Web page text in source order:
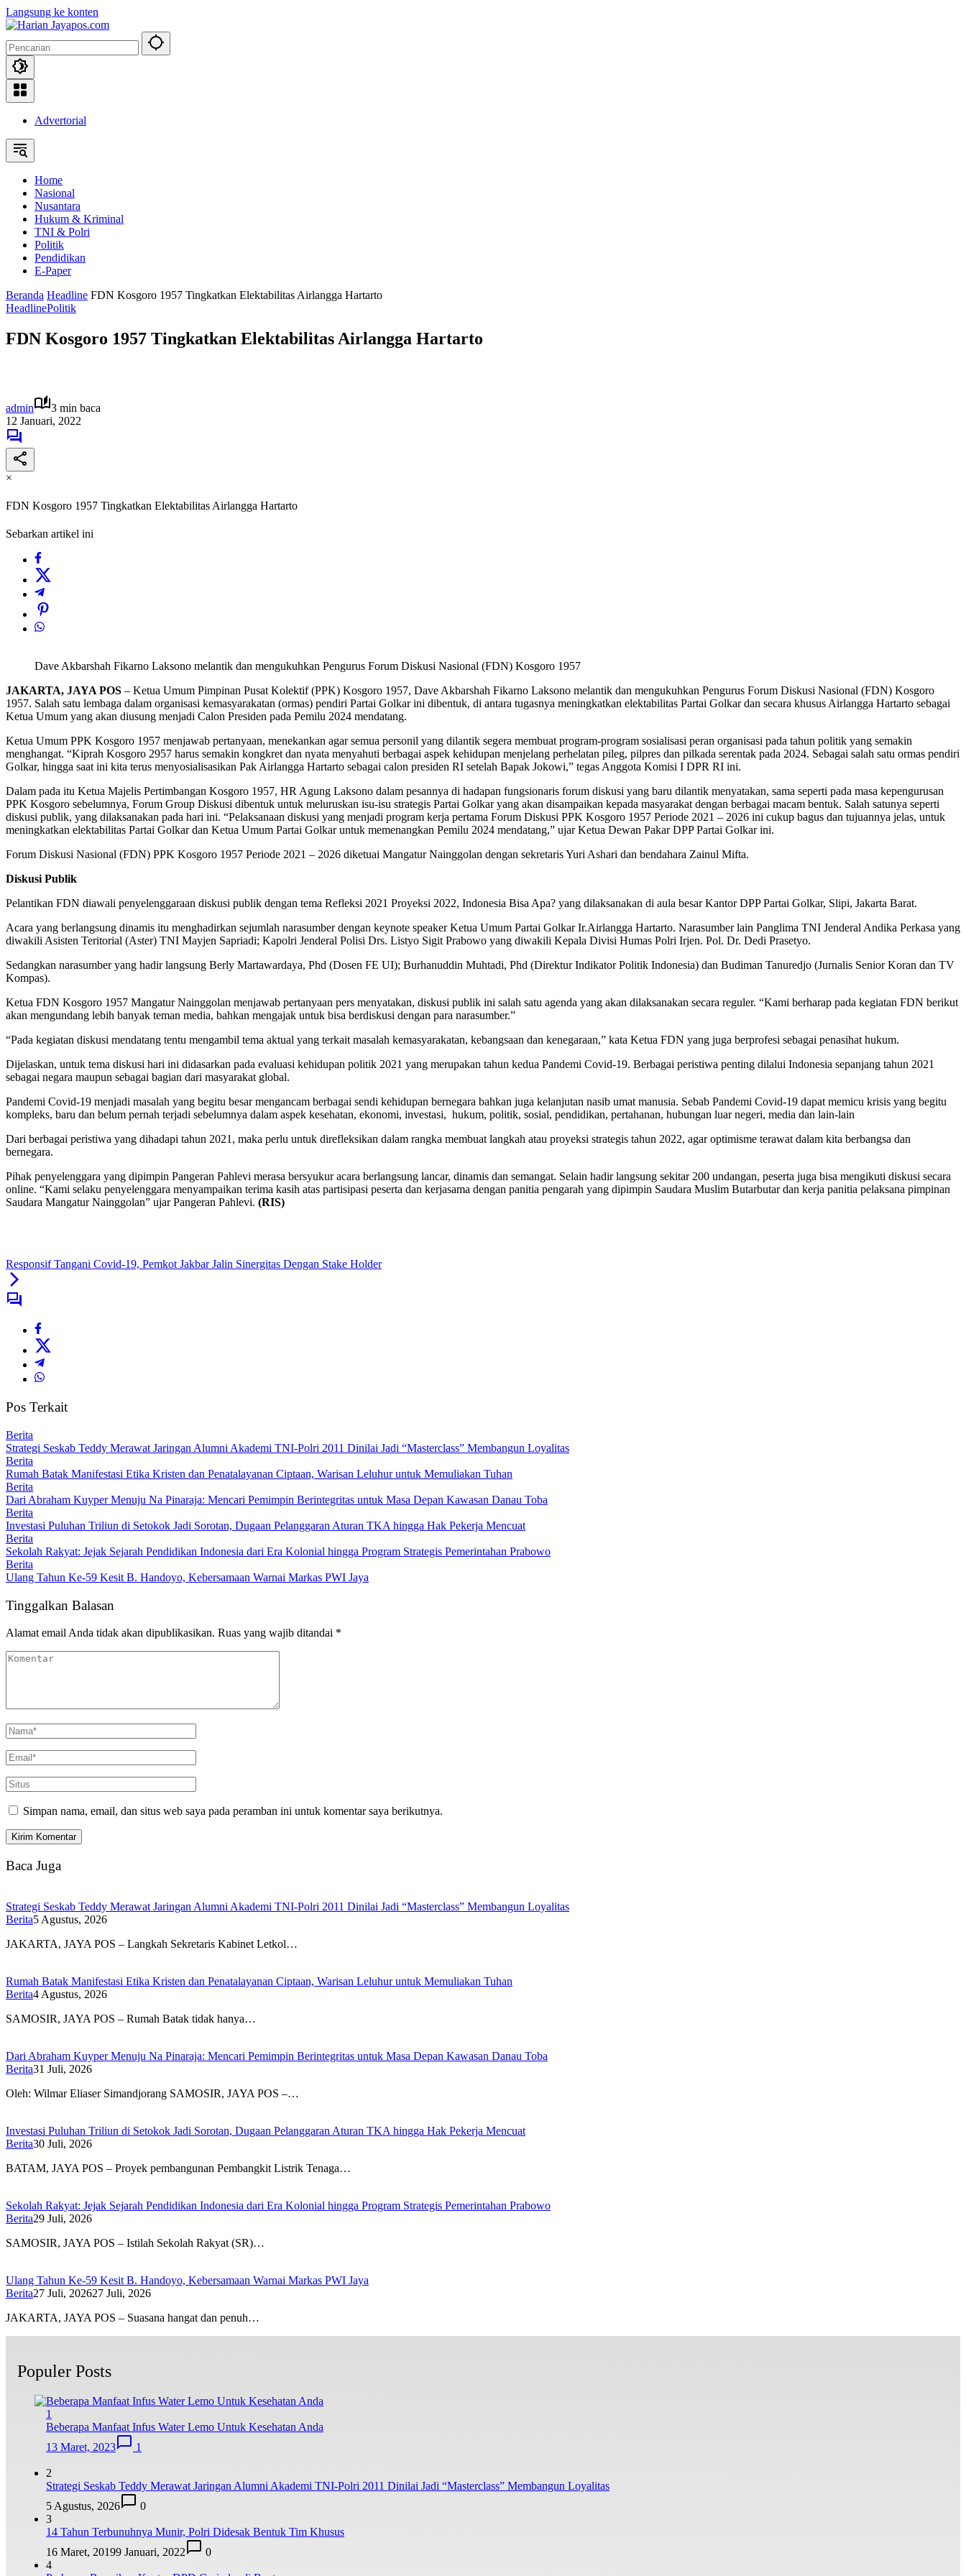
Langsung ke konten
Advertorial
Home
Nasional
Nusantara
Hukum & Kriminal
TNI & Polri
Politik
Pendidikan
E-Paper
Beranda Headline FDN Kosgoro 1957 Tingkatkan Elektabilitas Airlangga Hartarto
HeadlinePolitik
FDN Kosgoro 1957 Tingkatkan Elektabilitas Airlangga Hartarto
admin
3 min baca
12 Januari, 2022
×
FDN Kosgoro 1957 Tingkatkan Elektabilitas Airlangga Hartarto
Sebarkan artikel ini
Dave Akbarshah Fikarno Laksono melantik dan mengukuhkan Pengurus Forum Diskusi Nasional (FDN) Kosgoro 1957
JAKARTA, JAYA POS – Ketua Umum Pimpinan Pusat Kolektif (PPK) Kosgoro 1957, Dave Akbarshah Fikarno Laksono melantik dan mengukuhkan Pengurus Forum Diskusi Nasional (FDN) Kosgoro
1957. Salah satu lembaga dalam organisasi kemasyarakatan (ormas) pendiri Partai Golkar ini dibentuk, di antara tugasnya meningkatkan elektabilitas Partai Golkar dan secara khusus Airlangga Hartarto sebagai
Ketua Umum yang akan diusung menjadi Calon Presiden pada Pemilu 2024 mendatang.
Ketua Umum PPK Kosgoro 1957 menjawab pertanyaan, menekankan agar semua personil yang dilantik segera membuat program-program sosialisasi peran organisasi pada tahun politik yang semakin
menghangat. “Kiprah Kosgoro 2957 harus semakin kongkret dan nyata menyahuti berbagai aspek kehidupan menjelang perhelatan pileg, pilpres dan pilkada serentak pada 2024. Sebagai salah satu ormas pendiri
Golkar, hingga saat ini kita terus menyosialisasikan Pak Airlangga Hartarto sebagai calon presiden RI setelah Bapak Jokowi,” tegas Anggota Komisi I DPR RI ini.
Dalam pada itu Ketua Majelis Pertimbangan Kosgoro 1957, HR Agung Laksono dalam pesannya di hadapan fungsionaris forum diskusi yang baru dilantik menyatakan, sama seperti pada masa kepengurusan
PPK Kosgoro sebelumnya, Forum Group Diskusi dibentuk untuk meluruskan isu-isu strategis Partai Golkar yang akan disampaikan kepada masyarakat dengan berbagai macam bentuk. Salah satunya seperti
diskusi publik, yang dilaksanakan pada hari ini. “Pelaksanaan diskusi yang menjadi program kerja pertama Forum Diskusi PPK Kosgoro 1957 Periode 2021 – 2026 ini cukup bagus dan tujuannya jelas, untuk
meningkatkan elektabilitas Partai Golkar dan Ketua Umum Partai Golkar untuk memenangkan Pemilu 2024 mendatang,” ujar Ketua Dewan Pakar DPP Partai Golkar ini.
Forum Diskusi Nasional (FDN) PPK Kosgoro 1957 Periode 2021 – 2026 diketuai Mangatur Nainggolan dengan sekretaris Yuri Ashari dan bendahara Zainul Mifta.
Diskusi Publik
Pelantikan FDN diawali penyelenggaraan diskusi publik dengan tema Refleksi 2021 Proyeksi 2022, Indonesia Bisa Apa? yang dilaksanakan di aula besar Kantor DPP Partai Golkar, Slipi, Jakarta Barat.
Acara yang berlangsung dinamis itu menghadirkan sejumlah narasumber dengan keynote speaker Ketua Umum Partai Golkar Ir.Airlangga Hartarto. Narasumber lain Panglima TNI Jenderal Andika Perkasa yang
diwakili Asisten Teritorial (Aster) TNI Mayjen Sapriadi; Kapolri Jenderal Polisi Drs. Listyo Sigit Prabowo yang diwakili Kepala Divisi Humas Polri Irjen. Pol. Dr. Dedi Prasetyo.
Sedangkan narasumber yang hadir langsung Berly Martawardaya, Phd (Dosen FE UI); Burhanuddin Muhtadi, Phd (Direktur Indikator Politik Indonesia) dan Budiman Tanuredjo (Jurnalis Senior Koran dan TV
Kompas).
Ketua FDN Kosgoro 1957 Mangatur Nainggolan menjawab pertanyaan pers menyatakan, diskusi publik ini salah satu agenda yang akan dilaksanakan secara reguler. “Kami berharap pada kegiatan FDN berikut
akan mengundang lebih banyak teman media, bahkan mengajak untuk bisa berdiskusi dengan para narasumber.”
“Pada kegiatan diskusi mendatang tentu mengambil tema aktual yang terkait masalah kemasyarakatan, kebangsaan dan kenegaraan,” kata Ketua FDN yang juga berprofesi sebagai penasihat hukum.
Dijelaskan, untuk tema diskusi hari ini didasarkan pada evaluasi kehidupan politik 2021 yang merupakan tahun kedua Pandemi Covid-19. Berbagai peristiwa penting dilalui Indonesia sepanjang tahun 2021
sebagai negara maupun sebagai bagian dari masyarakat global.
Pandemi Covid-19 menjadi masalah yang begitu besar mengancam berbagai sendi kehidupan bernegara bahkan juga kelanjutan nasib umat manusia. Sebab Pandemi Covid-19 dapat memicu krisis yang begitu
kompleks, baru dan belum pernah terjadi sebelumnya dalam aspek kesehatan, ekonomi, investasi, hukum, politik, sosial, pendidikan, pertahanan, hubungan luar negeri, media dan lain-lain
Dari berbagai peristiwa yang dihadapi tahun 2021, maka perlu untuk direfleksikan dalam rangka membuat langkah atau proyeksi strategis tahun 2022, agar optimisme terawat dalam kita berbangsa dan
bernegara.
Pihak penyelenggara yang dipimpin Pangeran Pahlevi merasa bersyukur acara berlangsung lancar, dinamis dan semangat. Selain hadir langsung sekitar 200 undangan, peserta juga bisa mengikuti diskusi secara
online. “Kami selaku penyelenggara menyampaikan terima kasih atas partisipasi peserta dan kerjasama dengan panitia pengarah yang dipimpin Saudara Muslim Butarbutar dan kerja panitia pelaksana pimpinan
Saudara Mangatur Nainggolan” ujar Pangeran Pahlevi. (RIS)
Responsif Tangani Covid-19, Pemkot Jakbar Jalin Sinergitas Dengan Stake Holder
Pos Terkait
Berita
Strategi Seskab Teddy Merawat Jaringan Alumni Akademi TNI-Polri 2011 Dinilai Jadi “Masterclass” Membangun Loyalitas
Berita
Rumah Batak Manifestasi Etika Kristen dan Penatalayanan Ciptaan, Warisan Leluhur untuk Memuliakan Tuhan
Berita
Dari Abraham Kuyper Menuju Na Pinaraja: Mencari Pemimpin Berintegritas untuk Masa Depan Kawasan Danau Toba
Berita
Investasi Puluhan Triliun di Setokok Jadi Sorotan, Dugaan Pelanggaran Aturan TKA hingga Hak Pekerja Mencuat
Berita
Sekolah Rakyat: Jejak Sejarah Pendidikan Indonesia dari Era Kolonial hingga Program Strategis Pemerintahan Prabowo
Berita
Ulang Tahun Ke-59 Kesit B. Handoyo, Kebersamaan Warnai Markas PWI Jaya
Tinggalkan Balasan
Alamat email Anda tidak akan dipublikasikan. Ruas yang wajib ditandai *
Simpan nama, email, dan situs web saya pada peramban ini untuk komentar saya berikutnya.
Baca Juga
Strategi Seskab Teddy Merawat Jaringan Alumni Akademi TNI-Polri 2011 Dinilai Jadi “Masterclass” Membangun Loyalitas
Berita5 Agustus, 2026
JAKARTA, JAYA POS – Langkah Sekretaris Kabinet Letkol…
Rumah Batak Manifestasi Etika Kristen dan Penatalayanan Ciptaan, Warisan Leluhur untuk Memuliakan Tuhan
Berita4 Agustus, 2026
SAMOSIR, JAYA POS – Rumah Batak tidak hanya…
Dari Abraham Kuyper Menuju Na Pinaraja: Mencari Pemimpin Berintegritas untuk Masa Depan Kawasan Danau Toba
Berita31 Juli, 2026
Oleh: Wilmar Eliaser Simandjorang SAMOSIR, JAYA POS –…
Investasi Puluhan Triliun di Setokok Jadi Sorotan, Dugaan Pelanggaran Aturan TKA hingga Hak Pekerja Mencuat
Berita30 Juli, 2026
BATAM, JAYA POS – Proyek pembangunan Pembangkit Listrik Tenaga…
Sekolah Rakyat: Jejak Sejarah Pendidikan Indonesia dari Era Kolonial hingga Program Strategis Pemerintahan Prabowo
Berita29 Juli, 2026
SAMOSIR, JAYA POS – Istilah Sekolah Rakyat (SR)…
Ulang Tahun Ke-59 Kesit B. Handoyo, Kebersamaan Warnai Markas PWI Jaya
Berita27 Juli, 202627 Juli, 2026
JAKARTA, JAYA POS – Suasana hangat dan penuh…
Populer Posts
1
Beberapa Manfaat Infus Water Lemo Untuk Kesehatan Anda
13 Maret, 2023
1
2
Strategi Seskab Teddy Merawat Jaringan Alumni Akademi TNI-Polri 2011 Dinilai Jadi “Masterclass” Membangun Loyalitas
5 Agustus, 2026
0
3
14 Tahun Terbunuhnya Munir, Polri Didesak Bentuk Tim Khusus
16 Maret, 20199 Januari, 2022
0
4